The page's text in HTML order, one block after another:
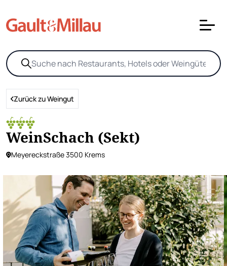
Zurück zu Weingut
WeinSchach (Sekt)
Meyereckstraße 3500 Krems